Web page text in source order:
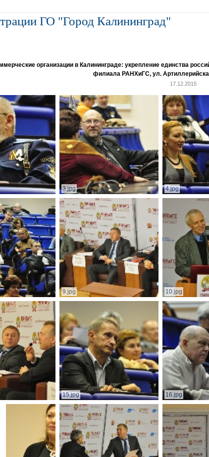
ГО "Город Калининград"
организации в Калининграде: укрепление единства
филиала РАНХиГС, ул.
17.12.2015
3.jpg 4.jpg
9.jpg 10.jpg
15.jpg 16.jpg